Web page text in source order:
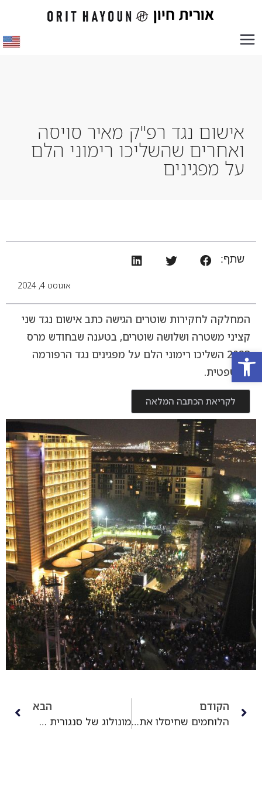
פתח סרגל נגישות
אישום נגד רפ"ק מאיר סויסה
ואחרים שהשליכו רימוני הלם
על מפגינים
שתף:
אוגוסט 4, 2024
המחלקה לחקירות שוטרים הגישה כתב אישום נגד שני
קציני משטרה ושלושה שוטרים, בטענה שבחודש מרס
2023 השליכו רימוני הלם על מפגינים נגד הרפורמה
המשפטית.
לקריאת הכתבה המלאה
הקודם
הלוחמים שחיסלו את המחבל בצריפין זומנו לגביית עדות בימ"ר מרכז
הבא
מונולוג של סנגורית אמיתית, רגע אחרי היציאה מבית משפט מחוזי מרכז